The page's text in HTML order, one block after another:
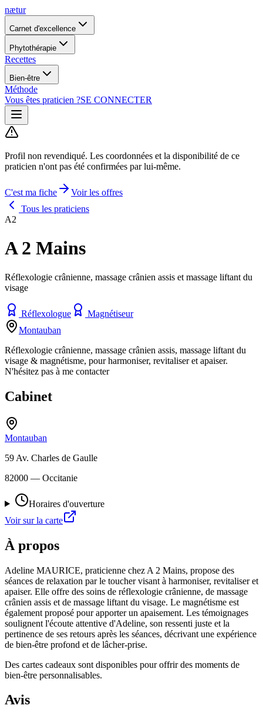
nætur
Carnet d'excellence
Phytothérapie
Recettes
Bien-être
Méthode
Vous êtes praticien ?SE CONNECTER
Profil non revendiqué. Les coordonnées et la disponibilité de ce
praticien n'ont pas été confirmées par lui-même.
C'est ma fiche
Voir les offres
Tous les praticiens
A2
A 2 Mains
Réflexologie crânienne, massage crânien assis et massage liftant du
visage
Réflexologue
Magnétiseur
Montauban
Réflexologie crânienne, massage crânien assis, massage liftant du
visage & magnétisme, pour harmoniser, revitaliser et apaiser.
N'hésitez pas à me contacter
Cabinet
Montauban
59 Av. Charles de Gaulle
82000 — Occitanie
Horaires d'ouverture
Voir sur la carte
À propos
Adeline MAURICE, praticienne chez A 2 Mains, propose des
séances de relaxation par le toucher visant à harmoniser, revitaliser et
apaiser. Elle offre des soins de réflexologie crânienne, de massage
crânien assis et de massage liftant du visage. Le magnétisme est
également proposé pour apporter un apaisement. Les témoignages
soulignent l'écoute attentive d'Adeline, son ressenti juste et la
pertinence de ses retours après les séances, décrivant une expérience
de bien-être profond et de lâcher-prise.
Des cartes cadeaux sont disponibles pour offrir des moments de
bien-être personnalisables.
Avis